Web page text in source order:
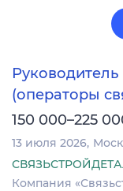
(операторы
150 000–225
13 июля 2026
Компания